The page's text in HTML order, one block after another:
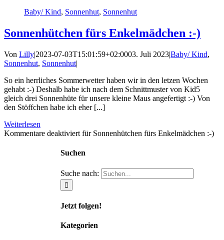
Baby/ Kind, Sonnenhut, Sonnenhut
Sonnenhütchen fürs Enkelmädchen :-)
Von Lilly|2023-07-03T15:01:59+02:0003. Juli 2023|Baby/ Kind,
Sonnenhut, Sonnenhut|
So ein herrliches Sommerwetter haben wir in den letzen Wochen
gehabt :-) Deshalb habe ich nach dem Schnittmuster von Kid5
gleich drei Sonnenhüte für unsere kleine Maus angefertigt :-) Von
den Stöffchen habe ich eher [...]
Weiterlesen
Kommentare deaktiviert für Sonnenhütchen fürs Enkelmädchen :-)
Suchen
Suche nach:
Jetzt folgen!
Kategorien